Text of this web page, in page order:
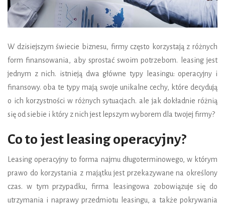
W dzisiejszym świecie biznesu, firmy często korzystają z różnych
form finansowania, aby sprostać swoim potrzebom. leasing jest
jednym z nich. istnieją dwa główne typy leasingu: operacyjny i
finansowy. oba te typy mają swoje unikalne cechy, które decydują
o ich korzystności w różnych sytuacjach. ale jak dokładnie różnią
się od siebie i który z nich jest lepszym wyborem dla twojej firmy?
Co to jest leasing operacyjny?
Leasing operacyjny to forma najmu długoterminowego, w którym
prawo do korzystania z majątku jest przekazywane na określony
czas. w tym przypadku, firma leasingowa zobowiązuje się do
utrzymania i naprawy przedmiotu leasingu, a także pokrywania